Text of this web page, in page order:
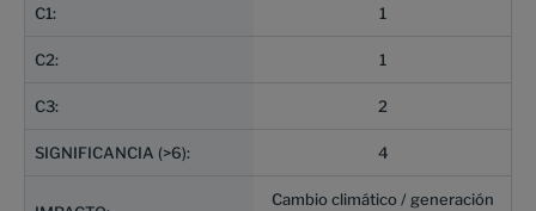
1
1
2
4
Cambio climático / generación